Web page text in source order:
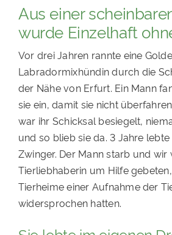
FÖRDERN & VERERBEN
KOOPERATIONEN
4KIDS
TIERHEIMTIERE
TIERHEIME
PATENSCHAFTEN
HELFER WERDEN
RATGEBER
Aus einer
wurde Einzelhaft
Vor drei Jahren rannte eine
Labradormixhündin durch die
der Nähe von Erfurt. Ein Mann
sie ein, damit sie nicht
war ihr Schicksal besiegelt,
und so blieb sie da. 3 Jahre
Zwinger. Der Mann starb und
Tierliebhaberin um Hilfe
Tierheime einer Aufnahme der
widersprochen hatten.